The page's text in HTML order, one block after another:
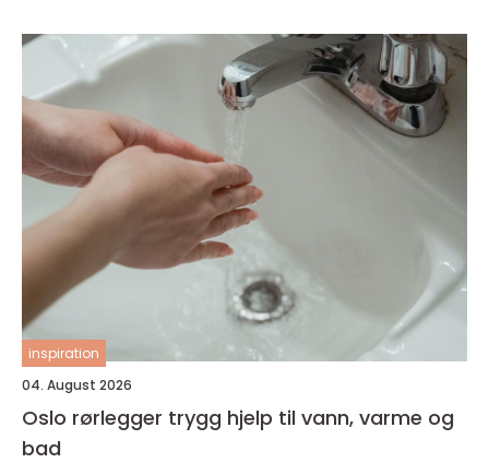
inspiration
04. August 2026
Oslo rørlegger trygg hjelp til vann, varme og
bad